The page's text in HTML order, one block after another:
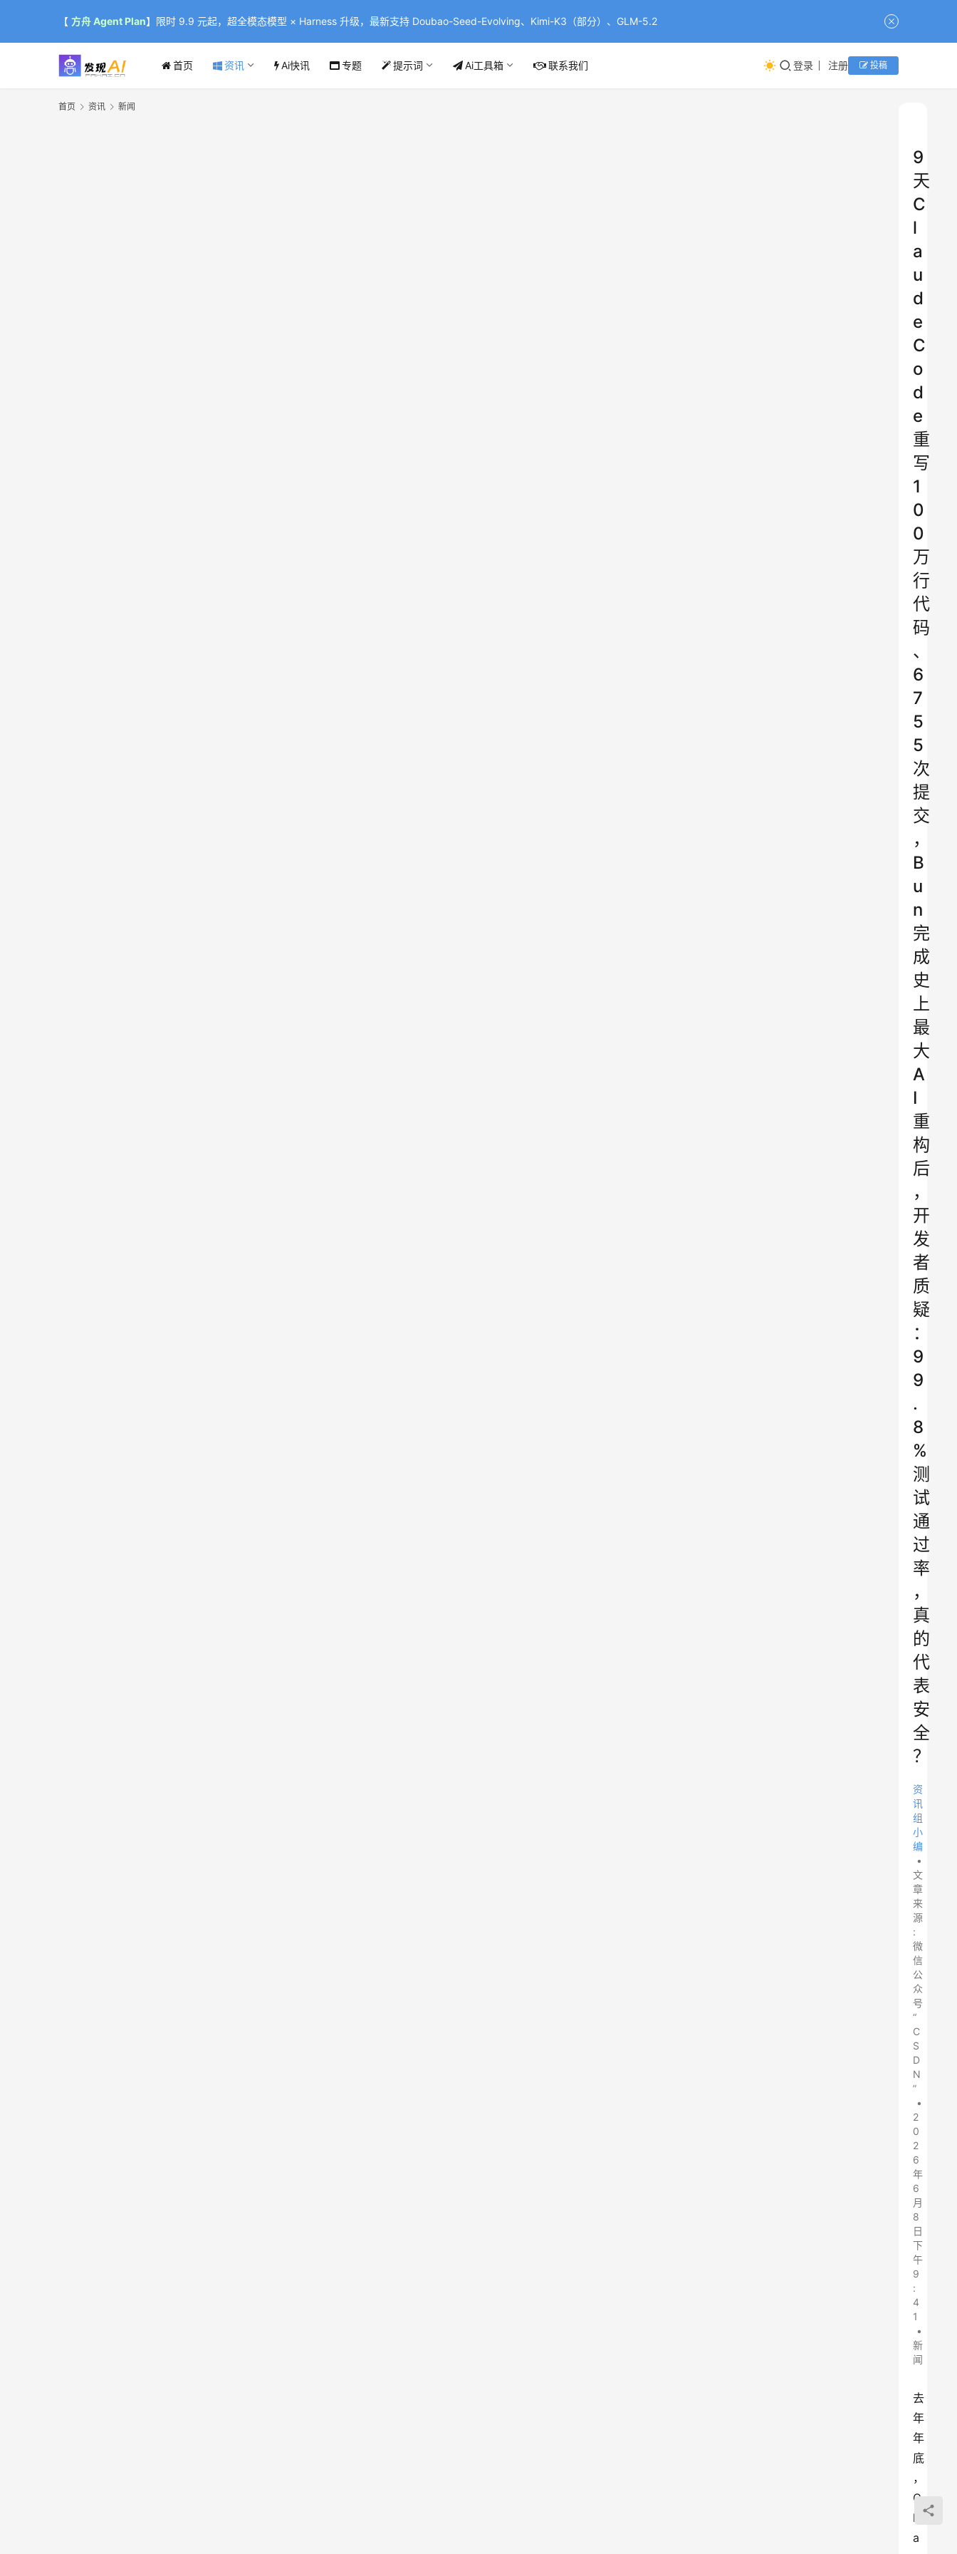
【 方舟 Agent Plan】限时 9.9 元起，超全模态模型 × Harness 升级，最新支持 Doubao-Seed-Evolving、Kimi-K3（部分）、GLM-5.2
首页 资讯 Ai快讯 专题 提示词 Ai工具箱 联系我们 登录 注册 投稿
首页 资讯 新闻
9
天
C
l
a
u
d
e
C
o
d
e
重
写
1
0
0
万
行
代
码
、
6
7
5
5
次
提
交
，
B
u
n
完
成
史
上
最
大
A
I
重
构
后
，
开
发
者
质
疑
：
9
9
.
8
%
测
试
通
过
率
，
真
的
代
表
安
全
？
资
讯
组
小
编
•
文
章
来
源
:
微
信
公
众
号
“
C
S
D
N
”
•
2
0
2
6
年
6
月
8
日
下
午
9
:
4
1
•
新
闻
去
年
年
底
，
C
l
a